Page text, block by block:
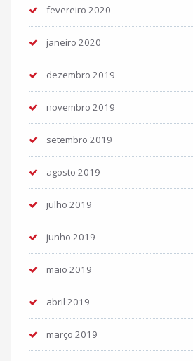
fevereiro 2020
janeiro 2020
dezembro 2019
novembro 2019
setembro 2019
agosto 2019
julho 2019
junho 2019
maio 2019
abril 2019
março 2019